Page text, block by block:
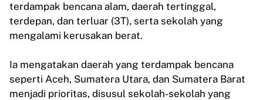
terdampak bencana alam, daerah tertinggal,
terdepan, dan terluar (3T), serta sekolah yang
mengalami kerusakan berat.
Ia mengatakan daerah yang terdampak bencana
seperti Aceh, Sumatera Utara, dan Sumatera Barat
menjadi prioritas, disusul sekolah-sekolah yang